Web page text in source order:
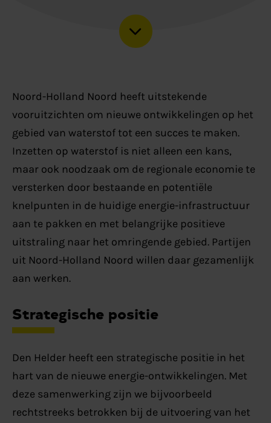
Noord-Holland Noord heeft uitstekende
vooruitzichten om nieuwe ontwikkelingen op het
gebied van waterstof tot een succes te maken.
Inzetten op waterstof is niet alleen een kans,
maar ook noodzaak om de regionale economie te
versterken door bestaande en potentiële
knelpunten in de huidige energie-infrastructuur
aan te pakken en met belangrijke positieve
uitstraling naar het omringende gebied. Partijen
uit Noord-Holland Noord willen daar gezamenlijk
aan werken.
Strategische positie
Den Helder heeft een strategische positie in het
hart van de nieuwe energie-ontwikkelingen. Met
deze samenwerking zijn we bijvoorbeeld
rechtstreeks betrokken bij de uitvoering van het